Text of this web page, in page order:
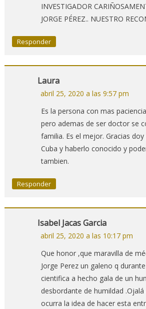
INVESTIGADOR
JORGE PÉREZ.. NUESTRO
Responder
Laura
abril 25, 2020 a las 9:57 pm
Es la persona con mas
pero ademas de ser doctor se
familia. Es el mejor. Gracias
Cuba y haberlo conocido y
tambien.
Responder
Isabel Jacas Garcia
abril 25, 2020 a las 10:17 pm
Que honor ,que maravilla de
Jorge Perez un galeno q
cientifica a hecho gala de un
desbordante de humildad .Ojalá
ocurra la idea de hacer esta